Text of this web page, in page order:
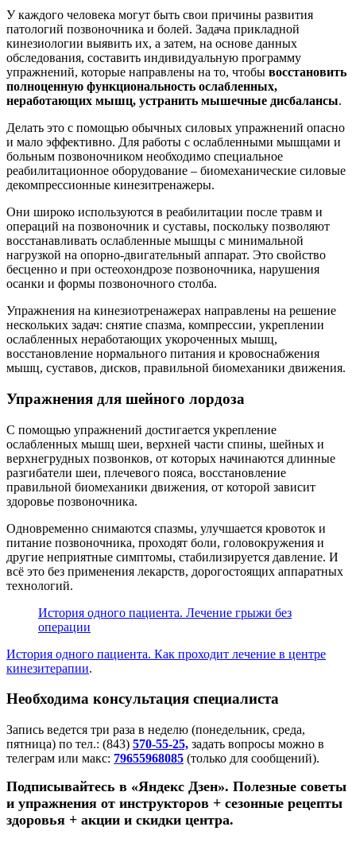
У каждого человека могут быть свои причины развития
патологий позвоночника и болей. Задача прикладной
кинезиологии выявить их, а затем, на основе данных
обследования, составить индивидуальную программу
упражнений, которые направлены на то, чтобы восстановить
полноценную функциональность ослабленных,
неработающих мышц, устранить мышечные дисбалансы.
Делать это с помощью обычных силовых упражнений опасно
и мало эффективно. Для работы с ослабленными мышцами и
больным позвоночником необходимо специальное
реабилитационное оборудование – биомеханические силовые
декомпрессионные кинезитренажеры.
Они широко используются в реабилитации после травм и
операций на позвоночник и суставы, поскольку позволяют
восстанавливать ослабленные мышцы с минимальной
нагрузкой на опорно-двигательный аппарат. Это свойство
бесценно и при остеохондрозе позвоночника, нарушения
осанки и формы позвоночного столба.
Упражнения на кинезиотренажерах направлены на решение
нескольких задач: снятие спазма, компрессии, укреплении
ослабленных неработающих укороченных мышц,
восстановление нормального питания и кровоснабжения
мышц, суставов, дисков, правильной биомеханики движения.
Упражнения для шейного лордоза
С помощью упражнений достигается укрепление
ослабленных мышц шеи, верхней части спины, шейных и
верхнегрудных позвонков, от которых начинаются длинные
разгибатели шеи, плечевого пояса, восстановление
правильной биомеханики движения, от которой зависит
здоровье позвоночника.
Одновременно снимаются спазмы, улучшается кровоток и
питание позвоночника, проходят боли, головокружения и
другие неприятные симптомы, стабилизируется давление. И
всё это без применения лекарств, дорогостоящих аппаратных
технологий.
История одного пациента. Лечение грыжи без
операции
История одного пациента. Как проходит лечение в центре
кинезитерапии.
Необходима консультация специалиста
Запись ведется три раза в неделю (понедельник, среда,
пятница) по тел.: (843) 570-55-25, задать вопросы можно в
телеграм или макс: 79655968085 (только для сообщений).
Подписывайтесь в «Яндекс Дзен». Полезные советы
и упражнения от инструкторов + сезонные рецепты
здоровья + акции и скидки центра.